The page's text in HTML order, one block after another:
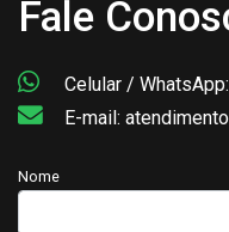
Fale
Celular /
E-mail:
Nome